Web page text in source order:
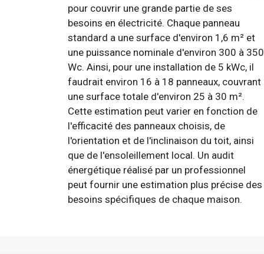
pour couvrir une grande partie de ses
besoins en électricité. Chaque panneau
standard a une surface d'environ 1,6 m² et
une puissance nominale d'environ 300 à 350
Wc. Ainsi, pour une installation de 5 kWc, il
faudrait environ 16 à 18 panneaux, couvrant
une surface totale d'environ 25 à 30 m².
Cette estimation peut varier en fonction de
l'efficacité des panneaux choisis, de
l'orientation et de l'inclinaison du toit, ainsi
que de l'ensoleillement local. Un audit
énergétique réalisé par un professionnel
peut fournir une estimation plus précise des
besoins spécifiques de chaque maison.